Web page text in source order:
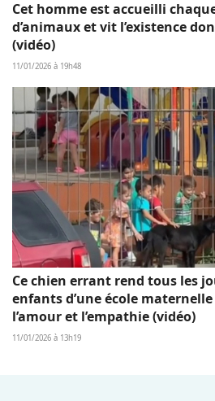
Cet homme est accueilli
d’animaux et vit l’existence
(vidéo)
11/01/2026 à 19h48
Ce chien errant rend tous les
enfants d’une école
l’amour et l’empathie (vidéo)
11/01/2026 à 13h19